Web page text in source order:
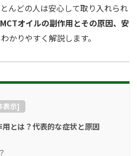
んどの人は安心して取り入れられ
MCTオイルの副作用とその原因、安
かりやすく解説します。
表示]
とは？代表的な症状と原因